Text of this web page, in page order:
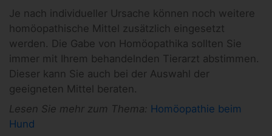
Je nach individueller Ursache können noch weitere
homöopathische Mittel zusätzlich eingesetzt
werden. Die Gabe von Homöopathika sollten Sie
immer mit Ihrem behandelnden Tierarzt abstimmen.
Dieser kann Sie auch bei der Auswahl der
geeigneten Mittel beraten.
Lesen Sie mehr zum Thema: Homöopathie beim
Hund